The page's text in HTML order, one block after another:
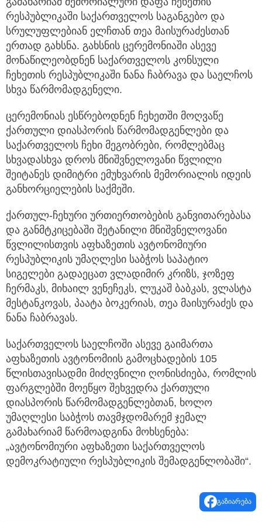
რესპუბლიკაში საქართველოს საგანგებო და
სრულუფლებიან ელჩთან თეა მაისურაძესთან
ერთად გახსნა. გახსნის ცერემონიაში ასევე
მონაწილეობდნენ საქართველოს კონსული
ჩეხეთის რესპუბლიკაში ნანა ჩაბრავა და საელჩოს
სხვა წარმომადგენელი.
ცერემონიას ესწრებოდნენ ჩეხეთში მოღვაწე
ქართული დიასპორის წარმომადგენლები და
საქართველოს ჩეხი მეგობრები, რომლებმაც
სხვადასხვა დროს მნიშვნელოვანი წვლილი
შეიტანეს დიმიტრი ემუხვარის მემორიალის იდეის
განხორციელების საქმეში.
ქართულ-ჩეხური ურთიერთობების განვითარებასა
და განმტკიცებაში შეტანილი მნიშვნელოვანი
წვლილისთვის აფხაზეთის ავტონომიური
რესპუბლიკის უმაღლესი საბჭოს საპატიო
სიგელები გადაეცათ ვლადიმირ კრიზს, ჯოზეფ
ჩერმაკს, მიხაილ ვენეჩეკს, ლუკაშ ბაბკას, ვლასტა
მესტანკოვას, პაატა ბოკერიას, თეა მაისურაძეს და
ნანა ჩაბრავას.
საქართველოს საელჩოში ასევე გაიმართა
აფხაზეთის ავტონომიის გამოცხადების 105
წლისთავისადმი მიძღვნილი ღონისძიება, რომლის
ფარგლებში მოეწყო შეხვედრა ქართული
დიასპორის წარმომადგენლებთან, ხოლო
უმაღლესი საბჭოს თავმჯდომარემ ჯემალ
გამახარიამ წარმოადგინა მოხსენება:
„ავტონომიური აფხაზეთი საქართველოს
დემოკრატიული რესპუბლიკის შემადგენლობაში“.
გაზიარება